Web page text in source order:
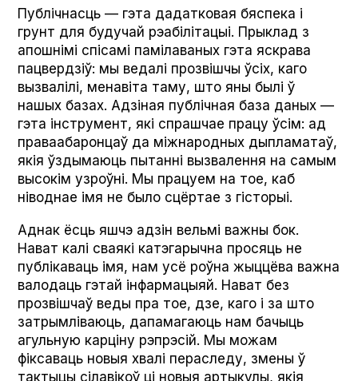
Публічнасць — гэта дадатковая бяспека і
грунт для будучай рэабілітацыі. Прыклад з
апошнімі спісамі памілаваных гэта яскрава
пацвердзіў: мы ведалі прозвішчы ўсіх, каго
вызвалілі, менавіта таму, што яны былі ў
нашых базах. Адзіная публічная база даных —
гэта інструмент, які спрашчае працу ўсім: ад
праваабаронцаў да міжнародных дыпламатаў,
якія ўздымаюць пытанні вызвалення на самым
высокім узроўні. Мы працуем на тое, каб
ніводнае імя не было сцёртае з гісторыі.
Аднак ёсць яшчэ адзін вельмі важны бок.
Нават калі сваякі катэгарычна просяць не
публікаваць імя, нам усё роўна жыццёва важна
валодаць гэтай інфармацыяй. Нават без
прозвішчаў веды пра тое, дзе, каго і за што
затрымліваюць, дапамагаюць нам бачыць
агульную карціну рэпрэсій. Мы можам
фіксаваць новыя хвалі пераследу, змены ў
тактыцы сілавікоў ці новыя артыкулы, якія